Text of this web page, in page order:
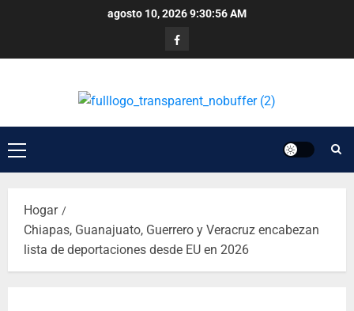
agosto 10, 20269:30:56 AM
Hogar
Chiapas, Guanajuato, Guerrero y Veracruz encabezan
lista de deportaciones desde EU en 2026